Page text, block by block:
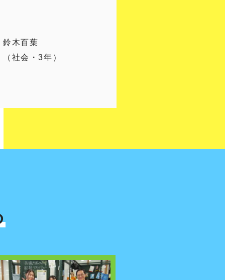
鈴木百葉
（社会・3年）